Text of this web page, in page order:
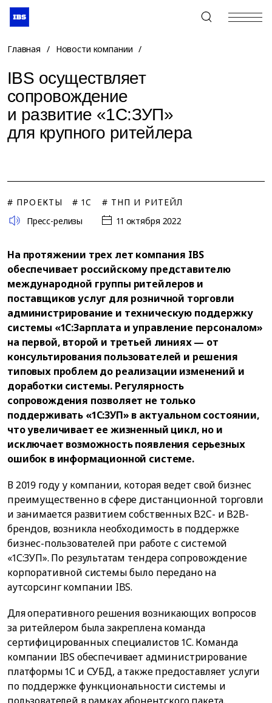
+7 (495) 967-80-80
Главная / Новости компании /
IBS осуществляет
сопровождение
и развитие «1С:ЗУП»
для крупного ритейлера
# ПРОЕКТЫ # 1C
# ТНП И РИТЕЙЛ
Пресс-релизы
11 октября 2022
На протяжении трех лет компания IBS
обеспечивает российскому представителю
международной группы ритейлеров и
поставщиков услуг для розничной торговли
администрирование и техническую поддержку
системы «1С:Зарплата и управление персоналом»
на первой, второй и третьей линиях — от
консультирования пользователей и решения
типовых проблем до реализации изменений и
доработки системы. Регулярность
сопровождения позволяет не только
поддерживать «1С:ЗУП» в актуальном состоянии,
что увеличивает ее жизненный цикл, но и
исключает возможность появления серьезных
ошибок в информационной системе.
В 2019 году у компании, которая ведет свой бизнес
преимущественно в сфере дистанционной торговли
и занимается развитием собственных B2C- и B2B-
брендов, возникла необходимость в поддержке
бизнес-пользователей при работе с системой
«1С:ЗУП». По результатам тендера сопровождение
корпоративной системы было передано на
аутсорсинг компании IBS.
Для оперативного решения возникающих вопросов
за ритейлером была закреплена команда
сертифицированных специалистов 1С. Команда
компании IBS обеспечивает администрирование
платформы 1С и СУБД, а также предоставляет услуги
по поддержке функциональности системы и